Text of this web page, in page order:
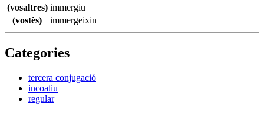
(vosaltres) immergiu
(vostès)
immergeixin
Categories
tercera conjugació
incoatiu
regular